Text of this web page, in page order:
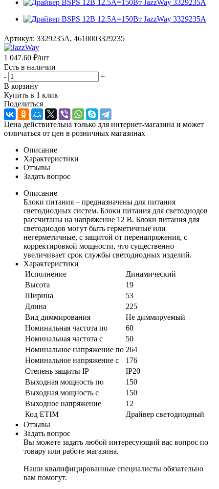
Артикул: 3329235A, 4610003329235
1 047.60 ₽/шт
Есть в наличии
-
+
В корзину
Купить в 1 клик
Поделиться
Цена действительна только для интернет-магазина и может
отличаться от цен в розничных магазинах
Описание
Характеристики
Отзывы
Задать вопрос
Описание
Блоки питания – предназначены для питания
светодиодных систем. Блоки питания для светодиодов
рассчитаны на напряжение 12 В. Блоки питания для
светодиодов могут быть герметичные или
негерметичные, с защитой от перенапряжения, с
корректировкой мощности, что существенно
увеличивает срок службы светодиодных изделий.
Характеристики
Исполнение
Динамический
Высота
19
Ширина
53
Длина
225
Вид диммирования
Не диммируемый
Номинальная частота по
60
Номинальная частота с
50
Номинальное напряжение по 264
Номинальное напряжение с
176
Степень защиты IP
IP20
Выходная мощность по
150
Выходная мощность с
150
Выходное напряжение
12
Код ETIM
Драйвер светодиодный
Отзывы
Задать вопрос
Вы можете задать любой интересующий вас вопрос по
товару или работе магазина.
Наши квалифицированные специалисты обязательно
вам помогут.